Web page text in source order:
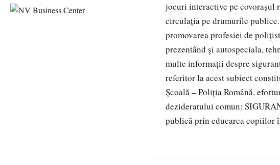
jocuri interactive pe covorașul
circulația pe drumurile
promovarea profesiei de
prezentând și autospeciala,
multe informații despre
referitor la acest subiect
Școală – Poliția Română,
dezideratului comun:
publică prin educarea copiilor